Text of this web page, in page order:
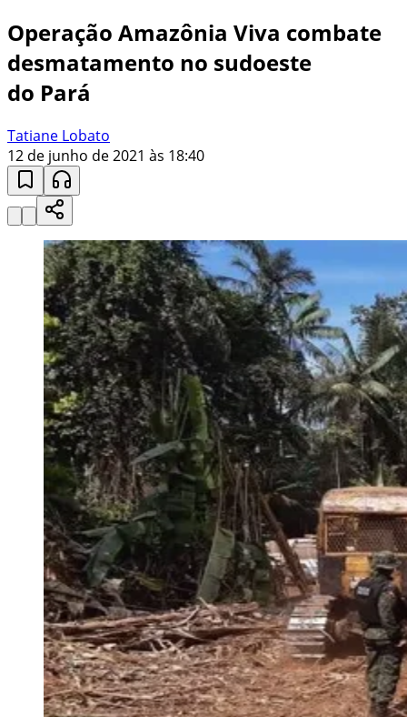
Operação Amazônia Viva combate
desmatamento no sudoeste
do Pará
Tatiane Lobato
12 de junho de 2021 às 18:40